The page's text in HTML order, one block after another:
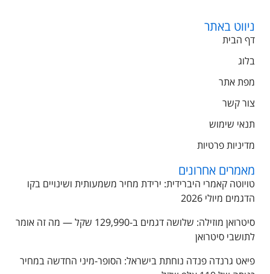
ניווט באתר
דף הבית
בלוג
מפת אתר
צור קשר
תנאי שימוש
מדיניות פרטיות
מאמרים אחרונים
טויוטה קאמרי היברידית: ירידת מחיר משמעותית ושינויים בקו
הדגמים מיולי 2026
סיטרואן מוזילה: שלושה דגמים ב-129,990 שקל — מה זה אומר
לתושבי סיטרואן
פיאט גרנדה פנדה נוחתת בישראל: הסופר-מיני החדשה במחיר